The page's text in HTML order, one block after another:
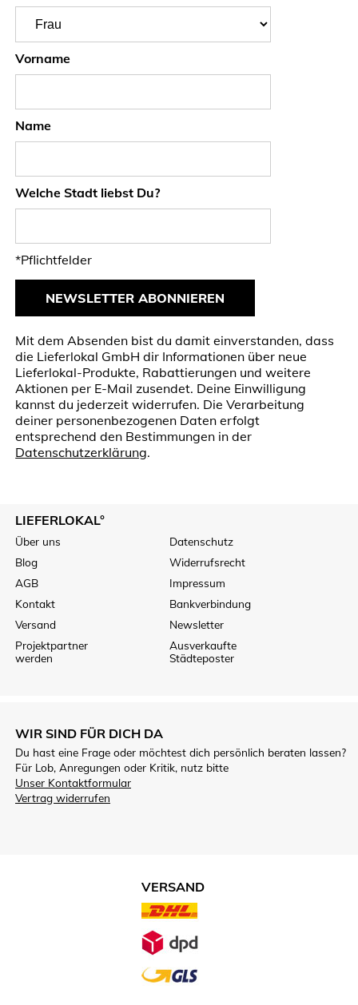
Vorname
Name
Welche Stadt liebst Du?
*Pflichtfelder
NEWSLETTER ABONNIEREN
Mit dem Absenden bist du damit einverstanden, dass
die Lieferlokal GmbH dir Informationen über neue
Lieferlokal-Produkte, Rabattierungen und weitere
Aktionen per E-Mail zusendet. Deine Einwilligung
kannst du jederzeit widerrufen. Die Verarbeitung
deiner personenbezogenen Daten erfolgt
entsprechend den Bestimmungen in der
Datenschutzerklärung.
LIEFERLOKAL°
Über uns
Datenschutz
Blog
Widerrufsrecht
AGB
Impressum
Kontakt
Bankverbindung
Versand
Newsletter
Projektpartner
werden
Ausverkaufte
Städteposter
WIR SIND FÜR DICH DA
Du hast eine Frage oder möchtest dich persönlich beraten lassen?
Für Lob, Anregungen oder Kritik, nutz bitte
Unser Kontaktformular
Vertrag widerrufen
VERSAND
VERSANDARTEN.JPG